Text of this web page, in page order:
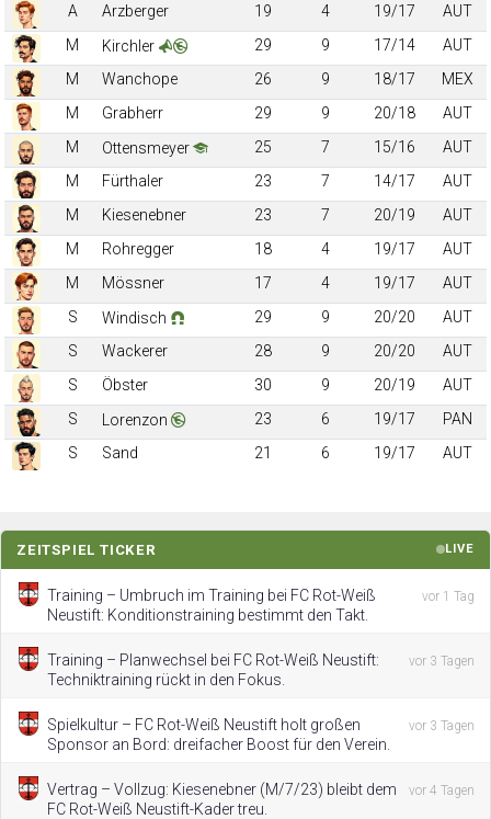
A
Arzberger 19 4 19/17
AUT
M
Kirchler 29 9 17/14
AUT
M
Wanchope 26 9 18/17
MEX
M
Grabherr 29 9 20/18
AUT
M
Ottensmeyer 25 7 15/16
AUT
M
Fürthaler 23 7 14/17
AUT
M
Kiesenebner 23 7 20/19
AUT
M
Rohregger 18 4 19/17
AUT
M
Mössner 17 4 19/17
AUT
S
Windisch 29 9 20/20
AUT
S
Wackerer 28 9 20/20
AUT
S
Öbster 30 9 20/19
AUT
S
Lorenzon 23 6 19/17
PAN
S
Sand 21 6 19/17 AUT
ZEITSPIEL TICKER LIVE
Training – Umbruch im Training bei FC Rot-Weiß
Neustift: Konditionstraining bestimmt den Takt.
vor 1 Tag
Training – Planwechsel bei FC Rot-Weiß Neustift:
Techniktraining rückt in den Fokus.
vor 3 Tagen
Spielkultur – FC Rot-Weiß Neustift holt großen
Sponsor an Bord: dreifacher Boost für den Verein.
vor 3 Tagen
Vertrag – Vollzug: Kiesenebner (M/7/23) bleibt dem
FC Rot-Weiß Neustift-Kader treu.
vor 4 Tagen